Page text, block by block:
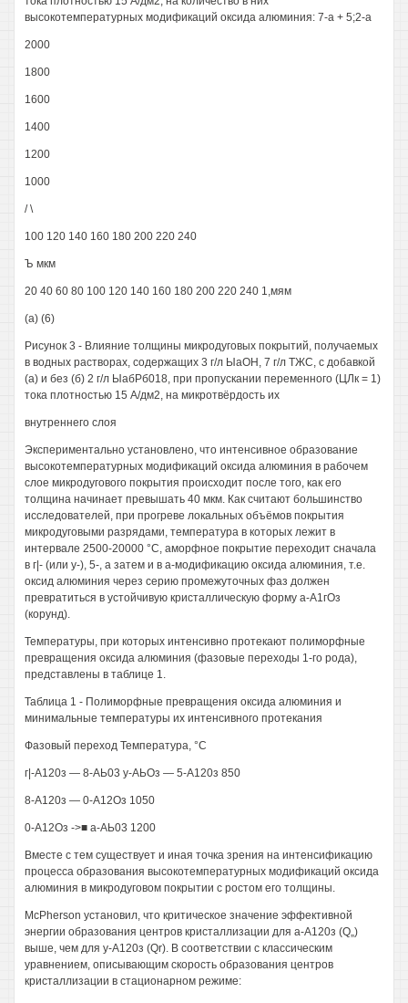
высокотемпературных модификаций оксида алюминия: 7-а + 5;2-а
2000
1800
1600
1400
1200
1000
/ \
100 120 140 160 180 200 220 240
Ъ мкм
20 40 60 80 100 120 140 160 180 200 220 240 1,мям
(а) (6)
Рисунок 3 - Влияние толщины микродуговых покрытий, получаемых
в водных растворах, содержащих 3 г/л ЫаОН, 7 г/л ТЖС, с добавкой
(а) и без (б) 2 г/л ЫабРб018, при пропускании переменного (ЦЛк = 1)
тока плотностью 15 А/дм2, на микротвёрдость их
внутреннего слоя
Экспериментально установлено, что интенсивное образование
высокотемпературных модификаций оксида алюминия в рабочем
слое микродугового покрытия происходит после того, как его
толщина начинает превышать 40 мкм. Как считают большинство
исследователей, при прогреве локальных объёмов покрытия
микродуговыми разрядами, температура в которых лежит в
интервале 2500-20000 °С, аморфное покрытие переходит сначала
в г|- (или у-), 5-, а затем и в а-модификацию оксида алюминия, т.е.
оксид алюминия через серию промежуточных фаз должен
превратиться в устойчивую кристаллическую форму а-А1гОз
(корунд).
Температуры, при которых интенсивно протекают полиморфные
превращения оксида алюминия (фазовые переходы 1-го рода),
представлены в таблице 1.
Таблица 1 - Полиморфные превращения оксида алюминия и
минимальные температуры их интенсивного протекания
Фазовый переход Температура, °С
г|-А120з — 8-АЬ03 у-АЬОз — 5-А120з 850
8-А120з — 0-А12Оз 1050
0-А12Оз ->■ а-АЬ03 1200
Вместе с тем существует и иная точка зрения на интенсификацию
процесса образования высокотемпературных модификаций оксида
алюминия в микродуговом покрытии с ростом его толщины.
McPherson установил, что критическое значение эффективной
энергии образования центров кристаллизации для а-А120з (Q„)
выше, чем для у-А120з (Qr). В соответствии с классическим
уравнением, описывающим скорость образования центров
кристаллизации в стационарном режиме: